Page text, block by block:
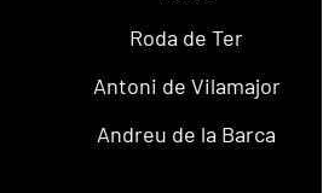
Roda de Ter
Antoni de Vilamajor
Andreu de la Barca